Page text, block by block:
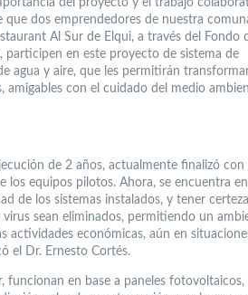
del proyecto y el trabajo
que dos emprendedores de nuestra
Al Sur de Elqui, a través del Fondo
participen en este proyecto de sistema de
agua y aire, que les permitirán
amigables con el cuidado del medio
de 2 años, actualmente finalizó con
los equipos pilotos. Ahora, se encuentra
de los sistemas instalados, y tener
sean eliminados, permitiendo un
actividades económicas, aún en
el Dr. Ernesto Cortés.
funcionan en base a paneles fotovoltaicos,